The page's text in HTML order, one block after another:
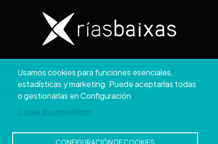
Usamos cookies para funciones esenciales,
estadísticas y marketing. Puede aceptarlas todas
o gestionarlas en Configuración
Cookie documentation
CONFIGURACIÓN DE COOKIES
Reservados todos los derechos
Aviso
Accesibilidad Protección de